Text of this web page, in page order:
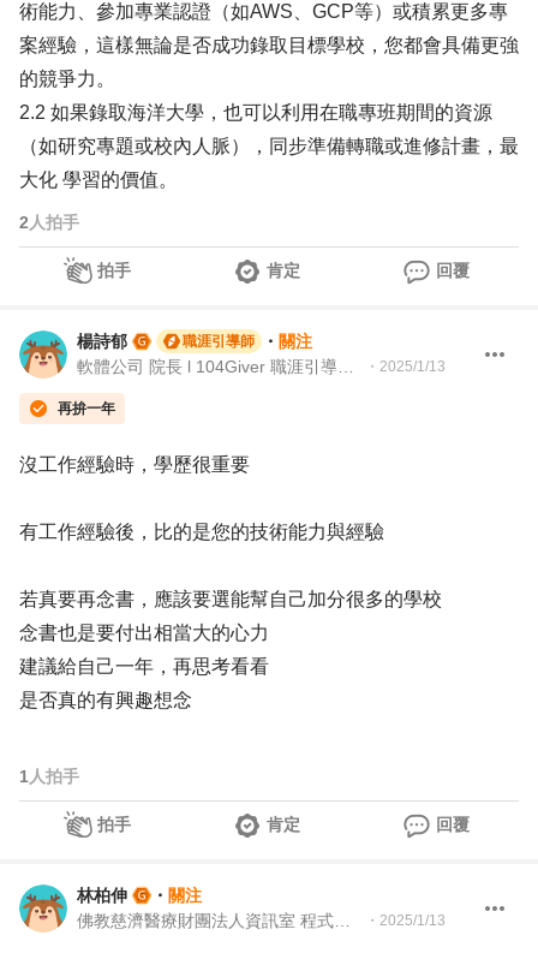
術能力、參加專業認證（如AWS、GCP等）或積累更多專
案經驗，這樣無論是否成功錄取目標學校，您都會具備更強
的競爭力。
2.2 如果錄取海洋大學，也可以利用在職專班期間的資源
（如研究專題或校內人脈），同步準備轉職或進修計畫，最
大化 學習的價值。
2 人拍手
拍手 肯定 回覆
楊詩郁 職涯引導師 ・ 關注
・ 2025/1/13
再拚一年
沒工作經驗時，學歷很重要
有工作經驗後，比的是您的技術能力與經驗
若真要再念書，應該要選能幫自己加分很多的學校
念書也是要付出相當大的心力
建議給自己一年，再思考看看
是否真的有興趣想念
1 人拍手
拍手 肯定 回覆
林柏伸 ・ 關注
・ 2025/1/13